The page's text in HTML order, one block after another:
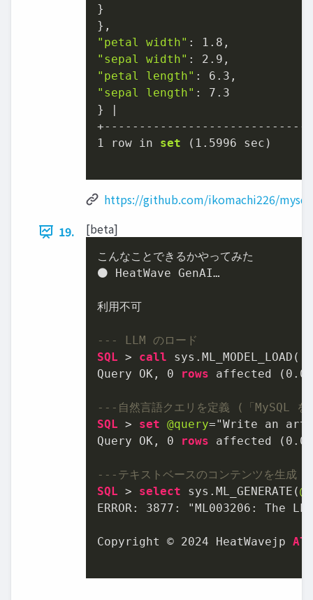
}
"petal width" : 1.8
"sepal width" : 2.9
"petal length" : 6.3
"sepal length" : 7.3
} |
1 row in set ( 1.5996 sec)
https://github.com/ikomachi226/
19.
[beta]
こんなことできるかやってみた
⚫ HeatWave GenAI…
利用不可
--- LLM のロード
SQL > call sys.ML_MODEL_LOAD(
Query OK, 0 rows affected (
---自然言語クエリを定義 (「MySQL を
SQL > set @query="Write an
Query OK, 0 rows affected (
---テキストベースのコンテンツを生成
SQL > select sys.ML_GENERATE(
ERROR: 3877 : "ML003206: The
Copyright © 2024 HeatWavejp All